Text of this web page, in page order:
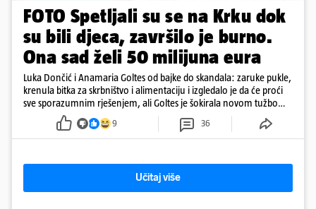
FOTO Spetljali su se na Krku dok
su bili djeca, završilo je burno.
Ona sad želi 50 milijuna eura
Luka Dončić i Anamaria Goltes od bajke do skandala: zaruke pukle,
krenula bitka za skrbništvo i alimentaciju i izgledalo je da će proći
sve sporazumnim rješenjem, ali Goltes je šokirala novom tužbom
u Sloveniji
9 36
Učitaj više